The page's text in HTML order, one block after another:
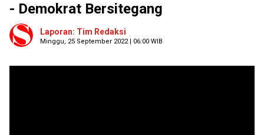
- Demokrat Bersitegang
Laporan: Tim Redaksi
Minggu, 25 September 2022 | 06:00 WIB